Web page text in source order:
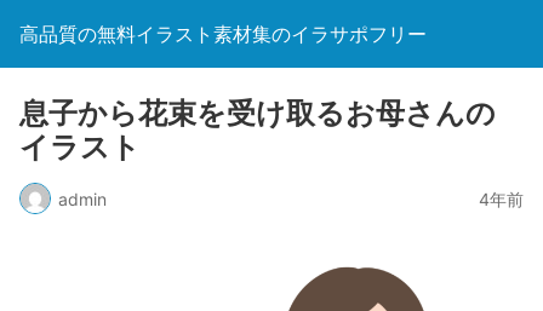
高品質の無料イラスト素材集のイラサポフリー
息子から花束を受け取るお母さんの
イラスト
admin 4年前